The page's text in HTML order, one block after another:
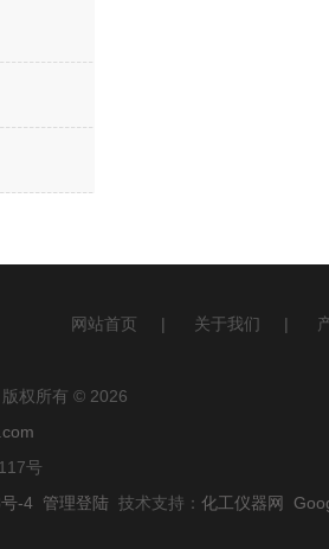
网站首页 | 关于我们 |
版权所有 © 2026
号
-4 管理登陆 技术支持： 化工仪器网